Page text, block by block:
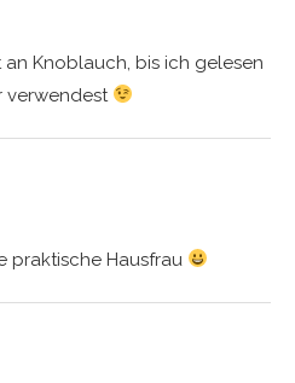
Knoblauch, bis ich gelesen
verwendest
praktische Hausfrau